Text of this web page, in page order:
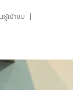
เข้าชม |